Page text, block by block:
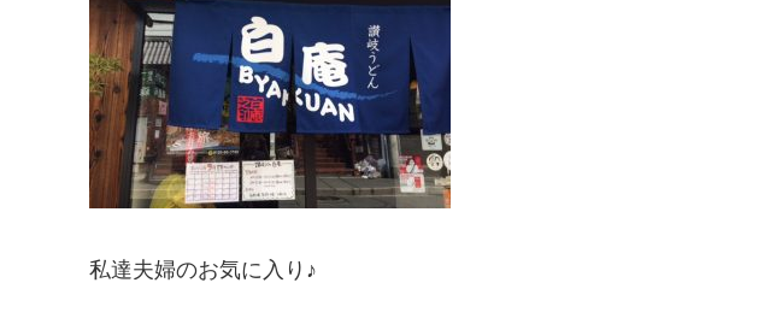
私達夫婦のお気に入り♪